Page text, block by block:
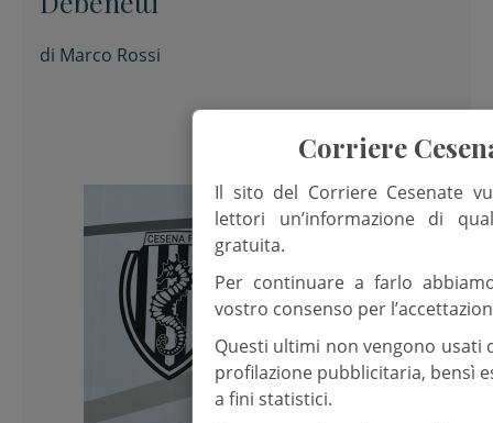
di Marco Rossi
Corriere
Il sito del Corriere Cesenate
lettori un’informazione di
gratuita.
Per continuare a farlo
vostro consenso per
Questi ultimi non vengono usati
profilazione pubblicitaria, bensì
a fini statistici.